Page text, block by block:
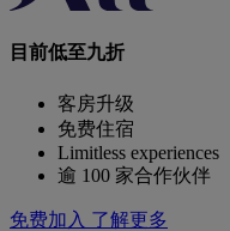
目前低至九折
客房升级
免费住宿
Limitless experiences
逾 100 家合作伙伴
免费加入 了解更多